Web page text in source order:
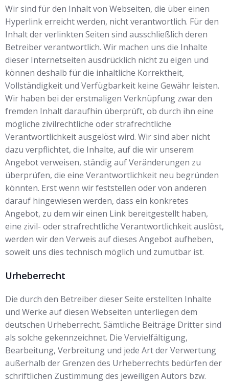
Wir sind für den Inhalt von Webseiten, die über einen
Hyperlink erreicht werden, nicht verantwortlich. Für den
Inhalt der verlinkten Seiten sind ausschließlich deren
Betreiber verantwortlich. Wir machen uns die Inhalte
dieser Internetseiten ausdrücklich nicht zu eigen und
können deshalb für die inhaltliche Korrektheit,
Vollständigkeit und Verfügbarkeit keine Gewähr leisten.
Wir haben bei der erstmaligen Verknüpfung zwar den
fremden Inhalt daraufhin überprüft, ob durch ihn eine
mögliche zivilrechtliche oder strafrechtliche
Verantwortlichkeit ausgelöst wird. Wir sind aber nicht
dazu verpflichtet, die Inhalte, auf die wir unserem
Angebot verweisen, ständig auf Veränderungen zu
überprüfen, die eine Verantwortlichkeit neu begründen
könnten. Erst wenn wir feststellen oder von anderen
darauf hingewiesen werden, dass ein konkretes
Angebot, zu dem wir einen Link bereitgestellt haben,
eine zivil- oder strafrechtliche Verantwortlichkeit auslöst,
werden wir den Verweis auf dieses Angebot aufheben,
soweit uns dies technisch möglich und zumutbar ist.
Urheberrecht
Die durch den Betreiber dieser Seite erstellten Inhalte
und Werke auf diesen Webseiten unterliegen dem
deutschen Urheberrecht. Sämtliche Beiträge Dritter sind
als solche gekennzeichnet. Die Vervielfältigung,
Bearbeitung, Verbreitung und jede Art der Verwertung
außerhalb der Grenzen des Urheberrechts bedürfen der
schriftlichen Zustimmung des jeweiligen Autors bzw.